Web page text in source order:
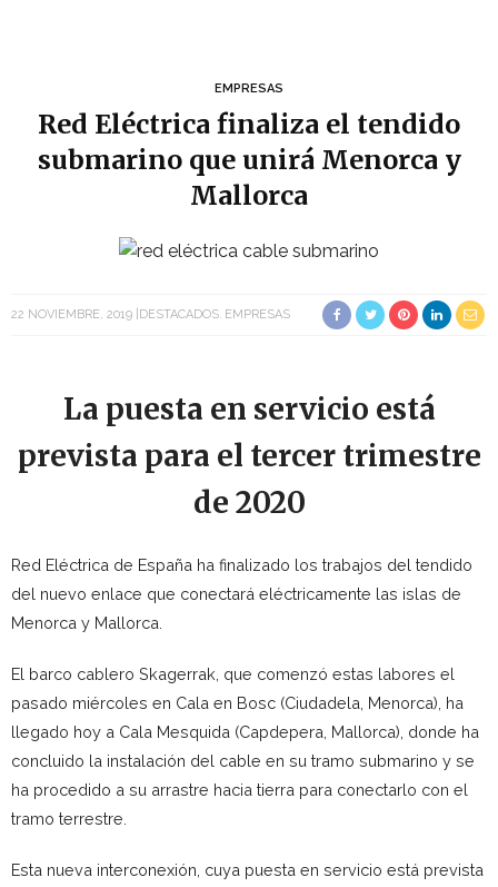
EMPRESAS
Red Eléctrica finaliza el tendido
submarino que unirá Menorca y
Mallorca
22 NOVIEMBRE, 2019 DESTACADOS EMPRESAS
La puesta en servicio está
prevista para el tercer trimestre
de 2020
Red Eléctrica de España ha finalizado los trabajos del tendido
del nuevo enlace que conectará eléctricamente las islas de
Menorca y Mallorca.
El barco cablero Skagerrak, que comenzó estas labores el
pasado miércoles en Cala en Bosc (Ciudadela, Menorca), ha
llegado hoy a Cala Mesquida (Capdepera, Mallorca), donde ha
concluido la instalación del cable en su tramo submarino y se
ha procedido a su arrastre hacia tierra para conectarlo con el
tramo terrestre.
Esta nueva interconexión, cuya puesta en servicio está prevista